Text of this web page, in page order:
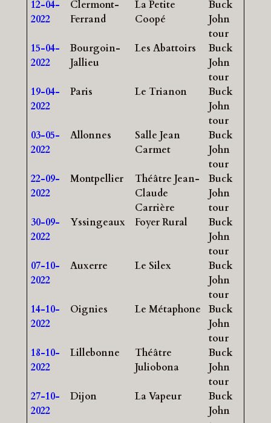
12-04-
2022
Clermont-
Ferrand
La Petite
Coopé
Buck
John
tour
15-04-
2022
Bourgoin-
Jallieu
Les Abattoirs
Buck
John
tour
19-04-
2022
Paris Le Trianon
Buck
John
tour
03-05-
2022
Allonnes
Salle Jean
Carmet
Buck
John
tour
22-09-
2022
Montpellier
Théâtre Jean-
Claude
Carrière
Buck
John
tour
30-09-
2022
Yssingeaux Foyer Rural
Buck
John
tour
07-10-
2022
Auxerre Le Silex
Buck
John
tour
14-10-
2022
Oignies Le Métaphone
Buck
John
tour
18-10-
2022
Lillebonne
Théâtre
Juliobona
Buck
John
tour
27-10-
2022
Dijon La Vapeur
Buck
John